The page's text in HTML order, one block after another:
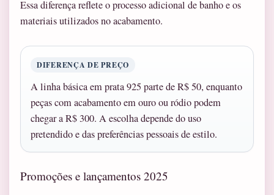
Essa diferença reflete o processo adicional de banho e os
materiais utilizados no acabamento.
DIFERENÇA DE PREÇO
A linha básica em prata 925 parte de R$ 50, enquanto
peças com acabamento em ouro ou ródio podem
chegar a R$ 300. A escolha depende do uso
pretendido e das preferências pessoais de estilo.
Promoções e lançamentos 2025